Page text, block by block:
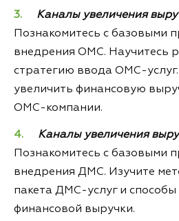
Каналы увеличения
Познакомитесь с базовыми
внедрения ОМС. Научитесь
стратегию ввода ОМС-услуг.
увеличить финансовую
ОМС-компании.
Каналы увеличения
Познакомитесь с базовыми
внедрения ДМС. Изучите
пакета ДМС-услуг и
финансовой выручки.